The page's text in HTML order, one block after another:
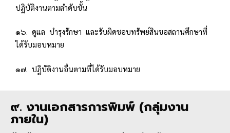
ปฏิบัติงานตามลำดับขั้น
๑๖. ดูแล บำรุงรักษา และรับผิดชอบทรัพย์สินขอสถานศึกษาที่
ได้รับมอบหมาย
๑๗. ปฏิบัติงานอื่นตามที่ได้รับมอบหมาย
๙. งานเอกสารการพิมพ์ (กลุ่มงาน
ภายใน)